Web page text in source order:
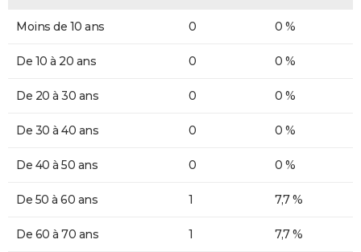
Moins de 10 ans 0 0 %
De 10 à 20 ans 0 0 %
De 20 à 30 ans 0 0 %
De 30 à 40 ans 0 0 %
De 40 à 50 ans 0 0 %
De 50 à 60 ans 1 7,7 %
De 60 à 70 ans 1 7,7 %